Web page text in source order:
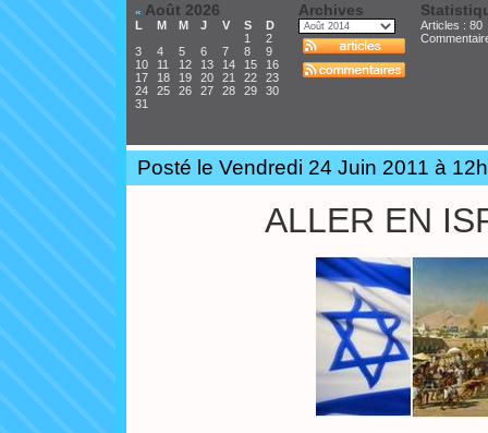
« Août 2026
L M M J V S
D
1
2
3
4 5 6 7 8
9
10
11 12 13 14 15
16
17
18 19 20 21 22
23
24
25 26 27 28 29
30
31
Archives
Articles : 80
Posté le Vendredi 24 Juin 2011 à
ALLER EN